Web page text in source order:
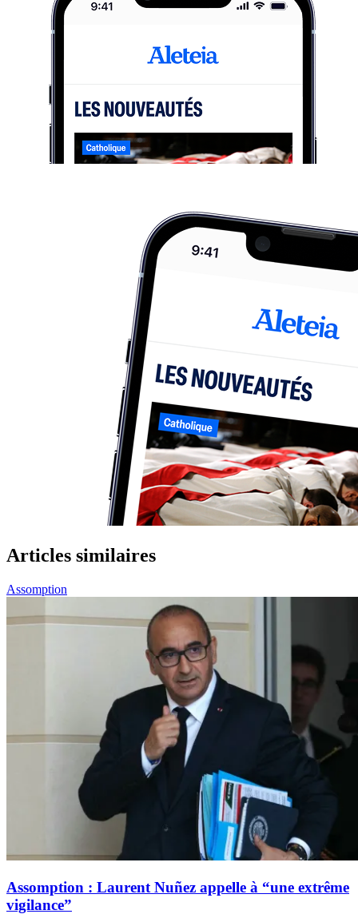
Articles similaires
Assomption
Assomption : Laurent Nuñez appelle à “une extrême
vigilance”